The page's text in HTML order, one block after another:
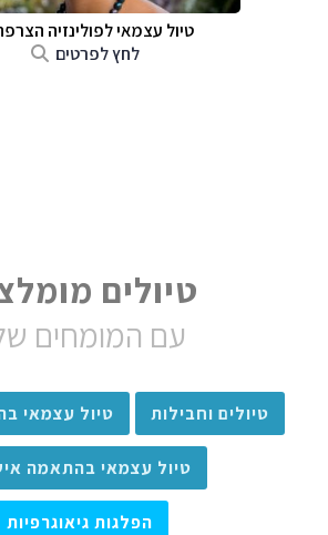
טיול עצמאי לפולינזיה
לחץ לפרטים
טיולים
עם המומחים
טיולים וחבילות טיול עצמאי
טיול עצמאי בהתאמה
הפלגות גיאוגרפיות